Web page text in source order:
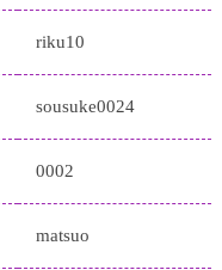
riku10
sousuke0024
0002
matsuo